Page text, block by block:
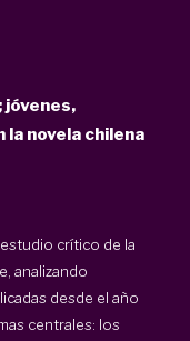
jóvenes,
novela chilena
crítico de la
analizando
desde el año
centrales: los